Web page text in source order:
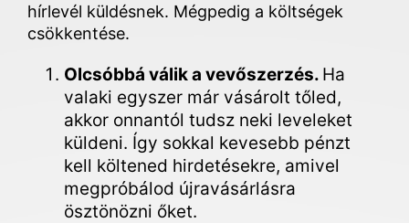
hírlevél küldésnek. Mégpedig a költségek
csökkentése.
Olcsóbbá válik a vevőszerzés. Ha
valaki egyszer már vásárolt tőled,
akkor onnantól tudsz neki leveleket
küldeni. Így sokkal kevesebb pénzt
kell költened hirdetésekre, amivel
megpróbálod újravásárlásra
ösztönözni őket.